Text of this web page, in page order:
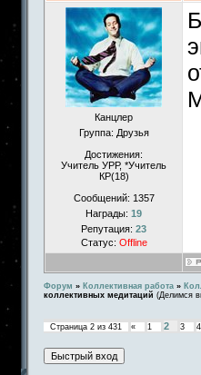
Канцлер
Группа: Друзья
Достижения:
Учитель УРР, *Учитель
КР(18)
Сообщений: 1357
Награды: 19
Репутация: 23
Статус: Offline
Форум » Коллективная работа »
коллективных медитаций (Делимся
Страница 2 из 431 « 1 2 3 4